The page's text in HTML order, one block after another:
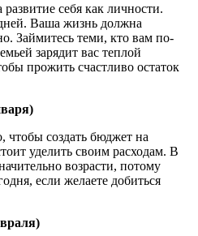
себя как личности.
Ваша жизнь должна
Займитесь теми, кто вам по-
зарядит вас теплой
прожить счастливо остаток
чтобы создать бюджет на
уделить своим расходам. В
возрасти, потому
если желаете добиться